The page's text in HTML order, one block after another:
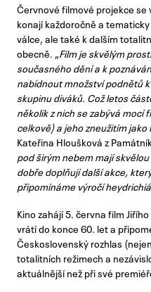
Červnové filmové projekce se
konají každoročně a
válce, ale také k dalším
obecně. „ Film je skvělým
současného dění a k
nabídnout množství podnětů
skupinu diváků. Což letos
několik z nich se zabývá mocí
celkově) a jeho zneužitím
Kateřina Hloušková z
pod širým nebem mají
dobře doplňují další akce,
připomínáme výročí
Kino zahájí 5. června film
vrátí do konce 60. let a
Československý rozhlas
totalitních režimech a
aktuálnější než při své